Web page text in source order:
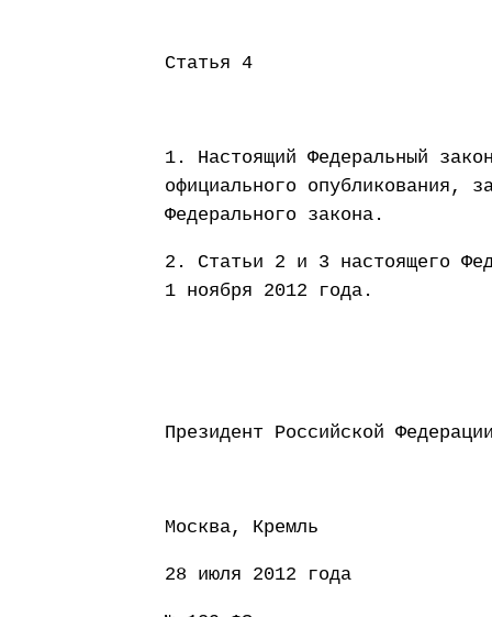
Статья 4
1. Настоящий Федеральный
официального опубликования,
Федерального закона.
2. Статьи 2 и 3 настоящего
1 ноября 2012 года.
Президент
Москва, Кремль
28 июля 2012 года